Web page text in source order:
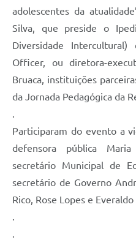
adolescentes da
Silva, que preside o
Diversidade
Officer, ou diretora-
Bruaca, instituições
da Jornada Pedagógica da
Participaram do evento a
defensora pública
secretário Municipal de
secretário de Governo
Rico, Rose Lopes e